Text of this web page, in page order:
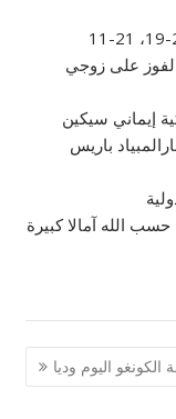
مشواره في البطولة الدولية بالفوز على الزوجي البولندي بنتيجة 2-1، ثم الفوز على زوجي
إيماني سيكين
باريس
الله آمالا كبيرة
اليوم وديا